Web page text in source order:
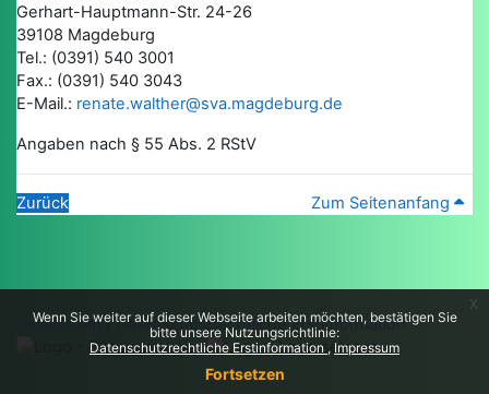
Wenn Sie weiter auf dieser Webseite arbeiten möchten, bestätigen Sie
bitte unsere Nutzungsrichtlinie:
Datenschutzrechtliche Erstinformation
Impressum
Fortsetzen
x
Gerhart-Hauptmann-Str. 24-26
39108 Magdeburg
Tel.: (0391) 540 3001
Fax.: (0391) 540 3043
E-Mail.: renate.walther@sva.magdeburg.de
Angaben nach § 55 Abs. 2 RStV
Zurück Zum Seitenanfang
Impressum|Datenschutzrechtliche Erstinformation